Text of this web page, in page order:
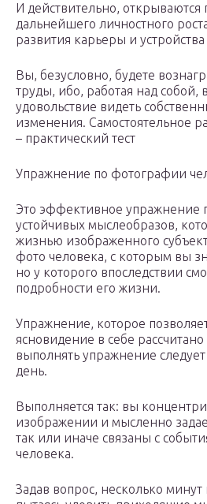
И действительно, открываются
дальнейшего личностного
развития карьеры и
Вы, безусловно, будете
труды, ибо, работая над собой,
удовольствие видеть
изменения. Самостоятельное
– практический тест
Упражнение по фотографии
Это эффективное упражнение
устойчивых мыслеобразов,
жизнью изображенного
фото человека, с которым вы
но у которого впоследствии
подробности его жизни.
Упражнение, которое
ясновидение в себе
выполнять упражнение
день.
Выполняется так: вы
изображении и мысленно
так или иначе связаны с
человека.
Задав вопрос, несколько